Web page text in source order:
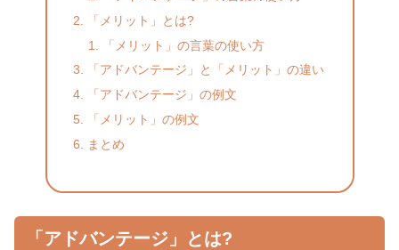
「メリット」とは?
「メリット」の言葉の使い方
「アドバンテージ」と「メリット」の違い
「アドバンテージ」の例文
「メリット」の例文
まとめ
「アドバンテージ」とは?